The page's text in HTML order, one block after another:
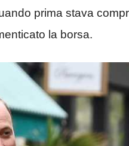
prima stava
la borsa.